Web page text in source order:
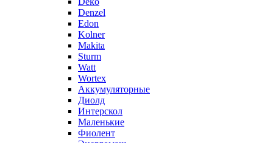
Denzel
Edon
Kolner
Makita
Sturm
Watt
Wortex
Аккумуляторные
Диолд
Интерскол
Маленькие
Фиолент